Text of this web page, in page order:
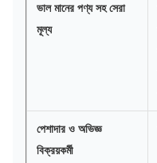
ভাল মানের পণ্য সহ সেরা
মূল্য
পেশাদার ও অভিজ্ঞ
বিক্রয়কর্মী